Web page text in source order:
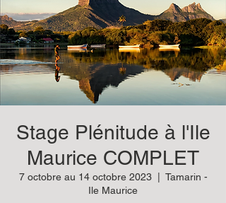
Stage Plénitude à l'Ile
Maurice COMPLET
7 octobre au 14 octobre 2023
  |
Tamarin -
Ile Maurice